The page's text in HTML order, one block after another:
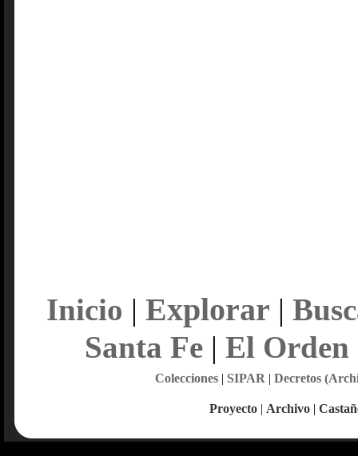
Inicio | Explorar |
Santa Fe| El Orden
Colecciones| SIPAR | Decretos
Proyecto | Archivo |